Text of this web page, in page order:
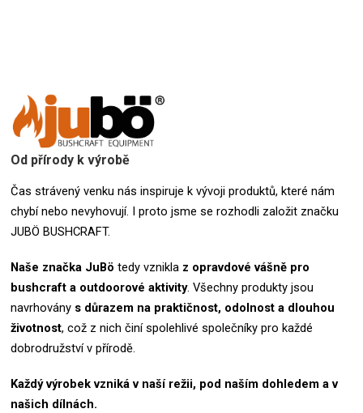
Od přírody k výrobě
Čas strávený venku nás inspiruje k vývoji produktů, které nám
chybí nebo nevyhovují. I proto jsme se rozhodli založit značku
JUBÖ BUSHCRAFT.
Naše značka JuBö tedy vznikla z opravdové vášně pro
bushcraft a outdoorové aktivity. Všechny produkty jsou
navrhovány s důrazem na praktičnost, odolnost a dlouhou
životnost, což z nich činí spolehlivé společníky pro každé
dobrodružství v přírodě.
Každý výrobek vzniká v naší režii, pod naším dohledem a v
našich dílnách.